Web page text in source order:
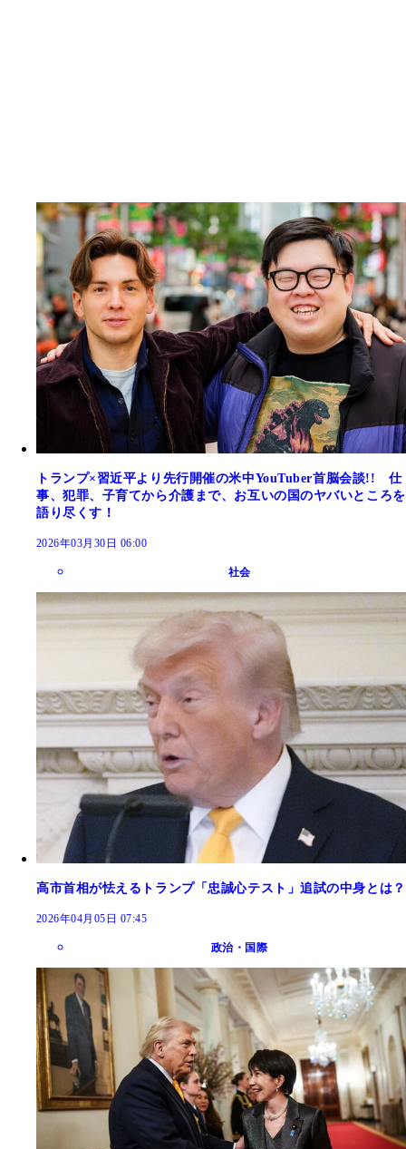
トランプ×習近平より先行開催の米中YouTuber首脳会談!! 仕
事、犯罪、子育てから介護まで、お互いの国のヤバいところを
語り尽くす！
2026年03月30日 06:00
社会
高市首相が怯えるトランプ「忠誠心テスト」追試の中身とは？
2026年04月05日 07:45
政治・国際